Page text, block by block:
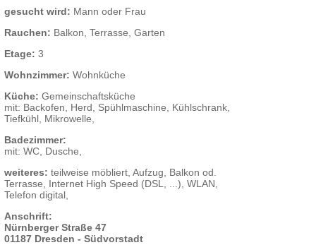
gesucht wird: Mann oder Frau
Rauchen: Balkon, Terrasse, Garten
Etage: 3
Wohnzimmer: Wohnküche
Küche: Gemeinschaftsküche
mit: Backofen, Herd, Spühlmaschine, Kühlschrank,
Tiefkühl, Mikrowelle,
Badezimmer:
mit: WC, Dusche,
weiteres: teilweise möbliert, Aufzug, Balkon od.
Terrasse, Internet High Speed (DSL, ...), WLAN,
Telefon digital,
Anschrift:
Nürnberger Straße 47
01187 Dresden - Südvorstadt